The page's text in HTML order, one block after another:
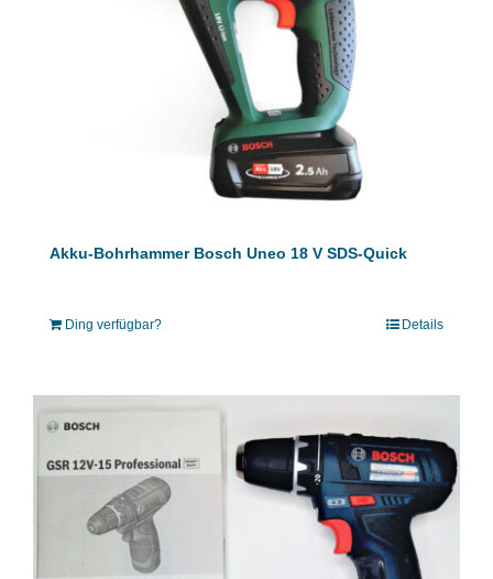
Akku-Bohrhammer Bosch Uneo 18 V SDS-Quick
Ding verfügbar? Details